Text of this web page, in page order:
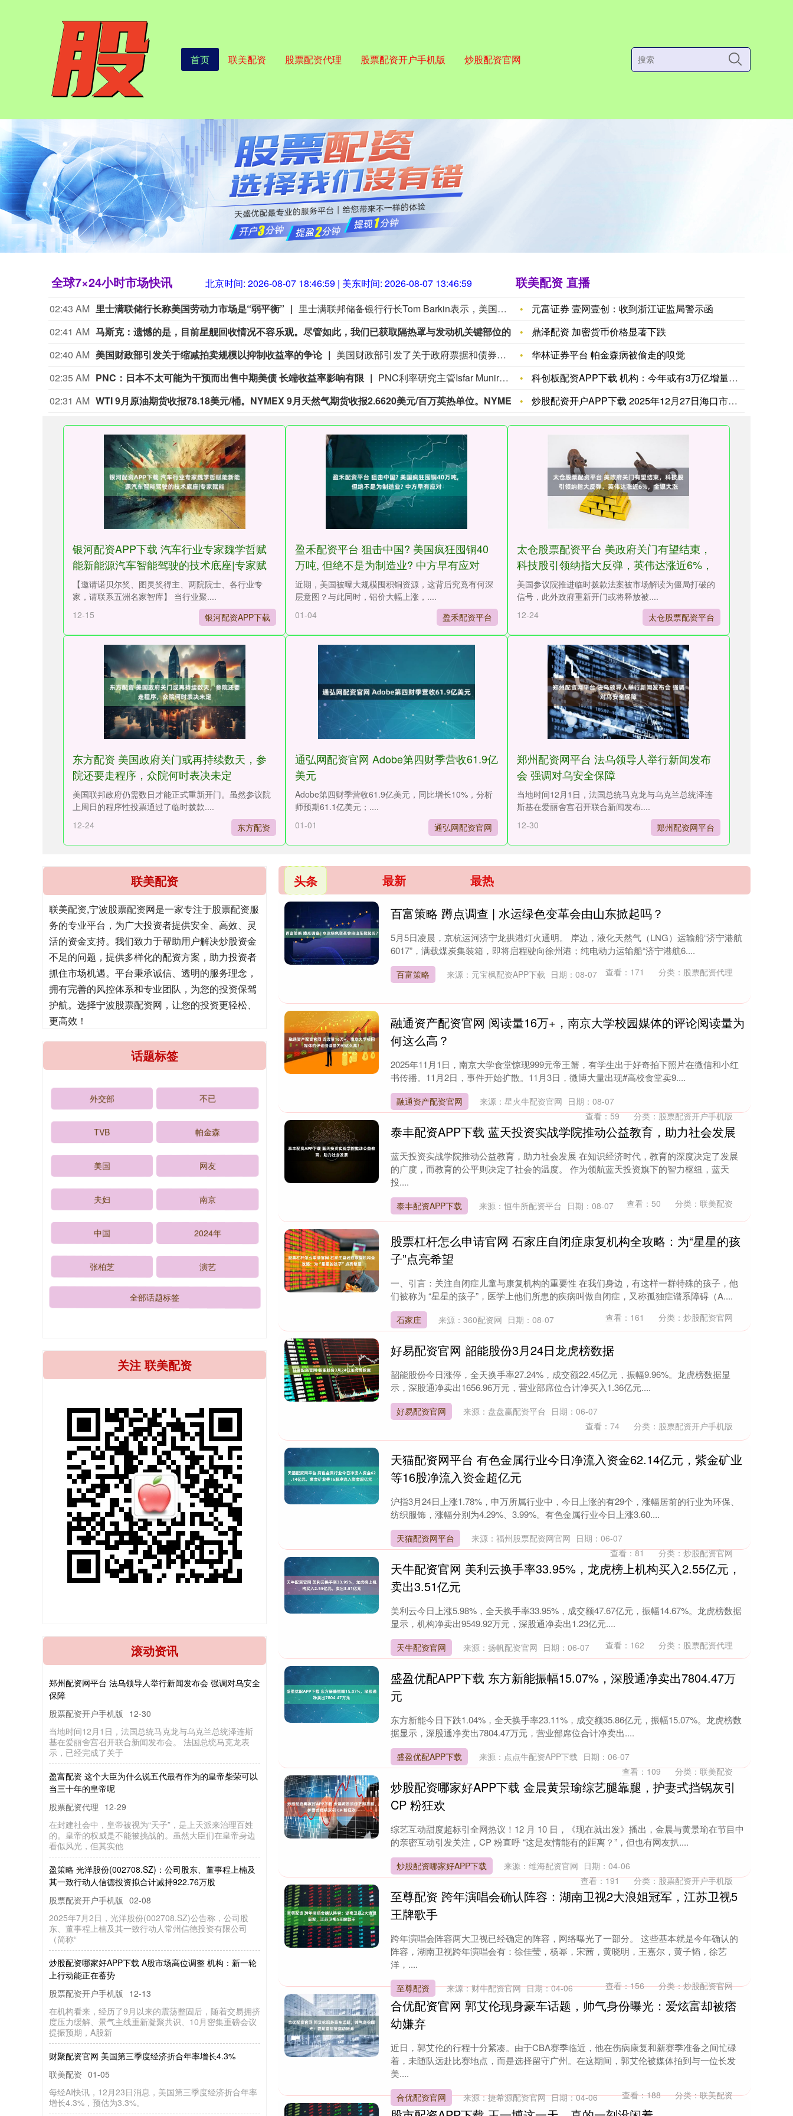
首页 联美配资 股票配资代理 股票配资开户手机版 炒股配资官网
全球7×24小时市场快讯 北京时间: 2026-08-07 18:47:00 | 美东时间: 2026-08-07 13:47:00
02:43 AM 里士满联储行长称美国劳动力市场是“弱平衡”
里士满联邦储备银行行长Tom Barkin表示，美国劳动力市场似乎处于“弱平衡”状态，延续了过去一年来的低招聘环境。“我认为这跟我对劳动力市场的观察非常一致，就是既不宽松也不紧张，差不多是一种弱平衡，” Barkin周五在全国商业经济协会主办的网络研讨会上说，他目前没有看到薪资上涨，也不认为劳动力市场在加剧价格压力。Barkin明年将获得货币政策表决权。他周五将抗通胀比作航海，暗示如果价格压力加速上升，决策层就可能不得不提高利率。“要知道，当帆打开而且顺风的时候，航行容易得多，” 他说，“要是逆风，你就得收紧一些了，这可能就是我们现在所处的环境。”
02:41 AM
马斯克：遗憾的是，目前星舰回收情况不容乐观。尽管如此
02:40 AM 美国财政部引发关于缩减拍卖规模以抑制收益率的争论
美国财政部引发了关于政府票据和债券拍卖的争论——政府票据和债券的拍卖规模只会越来越大，而这长期以来一直是全球最大债券市场的一项”铁律”。财政部对其季度债务发行政策声明进行了微调，将正在评估附息证券拍卖的”潜在未来增加”改为”潜在未来调整”。部分交易商推测，官员们可能会考虑缩减最长期限债务的拍卖规模，并将未来任何发行增量集中在成本更低的短期和中期品种上。
02:35 AM PNC：日本不太可能为干预而出售中期美债 长端收益率影响有限
PNC利率研究主管Isfar Munir在报告中表示，日本财务省未来若需为汇市干预筹资，连中期美国国债都不太可能出售，因此长期美债收益率所受影响料有限。尽管上周出现日元干预迹象之际，30年期美国国债同步遭到抛售，但30年期互换利差同期负值收窄。如果长端美债的走势是在反映汇市干预，互换利差的负值理应进一步扩大。后续干预如果真的会对较长期收益率产生影响，可能是通过某种“市场认知渠道”传导，不过，这可能需要市场将干预解读为未来较长时期内美债需求减少的信号。
02:31 AM
WTI 9月原油期货收报78.18美元/桶。NYMEX 9月天然气期货收报2.6620美元/百万英热单位。NYMEX 9月汽油期货收报2.9853美元/加仑，NYMEX 9月取暖油期货收报3.9024美元/加仑。 WTI 9月原油期货收报78.18美元/桶。NYMEX 9月天然气期货
联美配资 直播
元富证券 壹网壹创：收到浙江证监局警示函
鼎泽配资 加密货币价格显著下跌
华林证券平台 帕金森病被偷走的嗅觉
科创板配资APP下载 机构：今年或有3万亿增量资金流入股市
炒股配资开户APP下载 2025年12月27日海口市菜篮子江
银河配资APP下载 汽车行业专家魏学哲赋
能新能源汽车智能驾驶的技术底座|专家赋
能
【邀请诺贝尔奖、图灵奖得主、两院院士、各行业专
家，请联系五洲名家智库】 当行业聚....
12-15
银河配资APP下载
盈禾配资平台 狙击中国? 美国疯狂囤铜40
万吨, 但绝不是为制造业? 中方早有应对
近期，美国被曝大规模囤积铜资源，这背后究竟有何深
层意图？与此同时，铝价大幅上涨，....
01-04
盈禾配资平台
太仓股票配资平台 美政府关门有望结束，
科技股引领纳指大反弹，英伟达涨近6%，
金银大涨
美国参议院推进临时拨款法案被市场解读为僵局打破的
信号，此外政府重新开门或将释放被....
12-24
太仓股票配资平台
东方配资 美国政府关门或再持续数天，参
院还要走程序，众院何时表决未定
美国联邦政府仍需数日才能正式重新开门。虽然参议院
上周日的程序性投票通过了临时拨款....
12-24
东方配资
通弘网配资官网 Adobe第四财季营收61.9亿
美元
Adobe第四财季营收61.9亿美元，同比增长10%，分析
师预期61.1亿美元；....
01-01
通弘网配资官网
郑州配资网平台 法乌领导人举行新闻发布
会 强调对乌安全保障
当地时间12月1日，法国总统马克龙与乌克兰总统泽连
斯基在爱丽舍宫召开联合新闻发布....
12-30
郑州配资网平台
头条 最新
最热
百富策略 蹲点调查 | 水运绿色变革会由山东掀起吗？
5月5日凌晨，京杭运河济宁龙拱港灯火通明。 岸边，液化天然气（LNG）运输船“济宁港航
6017”，满载煤炭集装箱，即将启程驶向徐州港；纯电动力运输船“济宁港航6....
百富策略 来源：元宝枫配资APP下载 日期：08-07 查看： 171 分类： 股票配资代理
融通资产配资官网 阅读量16万+，南京大学校园媒体的评论阅读量为
何这么高？
2025年11月1日，南京大学食堂惊现999元帝王蟹，有学生出于好奇拍下照片在微信和小红
书传播。11月2日，事件开始扩散。11月3日，微博大量出现#高校食堂卖9....
融通资产配资官网 来源：星火牛配资官网 日期：08-07
查看：59 分类：股票配资开户手机版
泰丰配资APP下载 蓝天投资实战学院推动公益教育，助力社会发展
蓝天投资实战学院推动公益教育，助力社会发展 在知识经济时代，教育的深度决定了发展
的广度，而教育的公平则决定了社会的温度。 作为领航蓝天投资旗下的智力枢纽，蓝天
投....
泰丰配资APP下载 来源：恒牛所配资平台 日期：08-07 查看： 50 分类： 联美配资
股票杠杆怎么申请官网 石家庄自闭症康复机构全攻略：为“星星的孩
子”点亮希望
一、引言：关注自闭症儿童与康复机构的重要性 在我们身边，有这样一群特殊的孩子，他
们被称为 “星星的孩子”，医学上他们所患的疾病叫做自闭症，又称孤独症谱系障碍（A....
石家庄 来源：360配资网 日期：08-07 查看： 161 分类： 炒股配资官网
好易配资官网 韶能股份3月24日龙虎榜数据
韶能股份今日涨停，全天换手率27.24%，成交额22.45亿元，振幅9.96%。龙虎榜数据显
示，深股通净卖出1656.96万元，营业部席位合计净买入1.36亿元....
好易配资官网 来源：盘盘赢配资平台 日期：06-07
查看： 74 分类： 股票配资开户手机版
天猫配资网平台 有色金属行业今日净流入资金62.14亿元，紫金矿业
等16股净流入资金超亿元
沪指3月24日上涨1.78%，申万所属行业中，今日上涨的有29个，涨幅居前的行业为环保、
纺织服饰，涨幅分别为4.29%、3.99%。有色金属行业今日上涨3.60....
天猫配资网平台 来源：福州股票配资网官网 日期：06-07
查看：81 分类：炒股配资官网
天牛配资官网 美利云换手率33.95%，龙虎榜上机构买入2.55亿元，
卖出3.51亿元
美利云今日上涨5.98%，全天换手率33.95%，成交额47.67亿元，振幅14.67%。龙虎榜数据
显示，机构净卖出9549.92万元，深股通净卖出1.23亿元....
天牛配资官网 来源：扬帆配资官网 日期：06-07 查看： 162 分类： 股票配资代理
盛盈优配APP下载 东方新能振幅15.07%，深股通净卖出7804.47万
元
东方新能今日下跌1.04%，全天换手率23.11%，成交额35.86亿元，振幅15.07%。龙虎榜数
据显示，深股通净卖出7804.47万元，营业部席位合计净卖出....
盛盈优配APP下载 来源：点点牛配资APP下载 日期：06-07
查看：109 分类：联美配资
炒股配资哪家好APP下载 金晨黄景瑜综艺腿靠腿，护妻式挡锅灰引
CP 粉狂欢
综艺互动甜度超标引全网热议！12 月 10 日，《现在就出发》播出，金晨与黄景瑜在节目中
的亲密互动引发关注，CP 粉直呼 “这是友情能有的距离？”，但也有网友扒....
炒股配资哪家好APP下载 来源：维海配资官网 日期：04-06
查看：191 分类：股票配资开户手机版
至尊配资 跨年演唱会确认阵容：湖南卫视2大浪姐冠军，江苏卫视5
王牌歌手
跨年演唱会阵容两大卫视已经确定的阵容，网络曝光了一部分。 这些基本就是今年确认的
阵容，湖南卫视跨年演唱会有：徐佳莹，杨幂，宋茜，黄晓明，王嘉尔，黄子韬，徐艺
洋，....
至尊配资 来源：财牛配资官网 日期：04-06 查看：156 分类：炒股配资官网
合优配资官网 郭艾伦现身豪车话题，帅气身份曝光：爱炫富却被痞
幼嫌弃
近日，郭艾伦的行程十分紧凑。由于CBA赛季临近，他在伤病康复和新赛季准备之间忙碌
着，未随队远赴比赛地点，而是选择留守广州。在这期间，郭艾伦被媒体拍到与一位长发
美....
合优配资官网 来源：捷希源配资官网 日期：04-06 查看：188 分类：联美配资
联美配资
联美配资,宁波股票配资网是一家专注于股票配资服
务的专业平台，为广大投资者提供安全、高效、灵
活的资金支持。我们致力于帮助用户解决炒股资金
不足的问题，提供多样化的配资方案，助力投资者
抓住市场机遇。平台秉承诚信、透明的服务理念，
拥有完善的风控体系和专业团队，为您的投资保驾
护航。选择宁波股票配资网，让您的投资更轻松、
更高效！
话题标签
外交部 不已
TVB 帕金森
美国 网友
夫妇 南京
中国 2024年
张柏芝 演艺
全部话题标签
关注 联美配资
滚动资讯
郑州配资网平台 法乌领导人举行新闻发布会 强调对乌安全
保障
股票配资开户手机版 12-30
当地时间12月1日，法国总统马克龙与乌克兰总统泽连斯
基在爱丽舍宫召开联合新闻发布会。 法国总统马克龙表
示，已经完成了关于
盈富配资 这个大臣为什么说五代最有作为的皇帝柴荣可以
当三十年的皇帝呢
股票配资代理 12-29
在封建社会中，皇帝被视为“天子”，是上天派来治理百姓
的。皇帝的权威是不能被挑战的。虽然大臣们在皇帝身边
看似风光，但其实他
盈策略 光洋股份(002708.SZ)：公司股东、董事程上楠及
其一致行动人信德投资拟合计减持922.76万股
股票配资开户手机版 02-08
2025年7月2日，光洋股份(002708.SZ)公告称，公司股
东、董事程上楠及其一致行动人常州信德投资有限公司
（简称“
炒股配资哪家好APP下载 A股市场高位调整 机构：新一轮
上行动能正在蓄势
股票配资开户手机版 12-13
在机构看来，经历了9月以来的震荡整固后，随着交易拥挤
度压力缓解、景气主线重新凝聚共识、10月密集重磅会议
提振预期，A股新
财聚配资官网 美国第三季度经济折合年率增长4.3%
联美配资
每经AI快讯，12月23日消息，美国第三季度经济折合年率
增长4.3%，预估为3.3%。